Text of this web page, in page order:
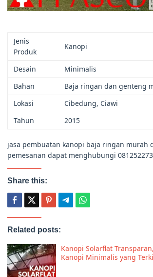
Jenis
Produk
Kanopi
Desain
Minimalis
Bahan
Baja ringan dan genteng
Lokasi
Cibedung, Ciawi
Tahun
2015
jasa pembuatan kanopi baja ringan murah
pemesanan dapat menghubungi
Share this:
Related posts:
Kanopi Solarflat
Kanopi Minimalis yang